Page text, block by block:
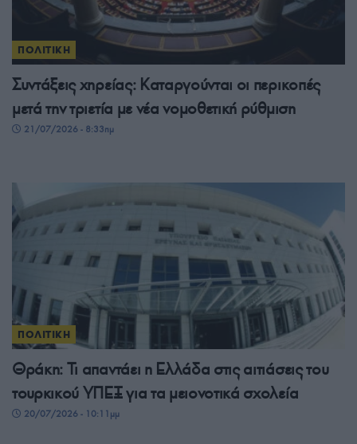
ΠΟΛΙΤΙΚΗ
Συντάξεις χηρείας: Καταργούνται οι περικοπές
μετά την τριετία με νέα νομοθετική ρύθμιση
21/07/2026 - 8:33πμ
ΠΟΛΙΤΙΚΗ
Θράκη: Τι απαντάει η Ελλάδα στις αιτιάσεις του
τουρκικού ΥΠΕΞ για τα μειονοτικά σχολεία
20/07/2026 - 10:11μμ